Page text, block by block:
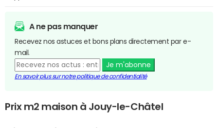
A ne pas manquer
Recevez nos astuces et bons plans directement par e-
mail.
Je m'abonne
En savoir plus sur notre politique de confidentialité
Prix m2 maison à Jouy-le-Châtel